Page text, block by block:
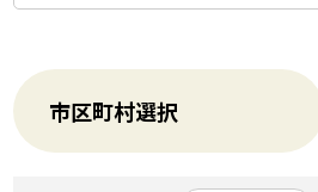
土地と建物が一緒に売られているため
ことが目的となりますので、多くの方
されていることになります。
市区町村選択